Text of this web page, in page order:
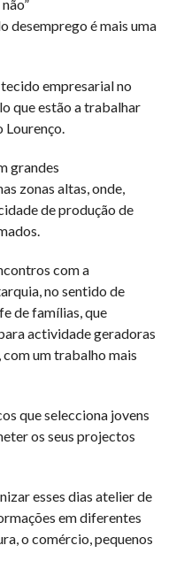
desemprego é mais uma
empresarial no
que estão a trabalhar
Lourenço.
grandes
zonas altas, onde,
de produção de
com a
no sentido de
de famílias, que
actividade geradoras
um trabalho mais
que selecciona jovens
os seus projectos
esses dias atelier de
em diferentes
o comércio, pequenos